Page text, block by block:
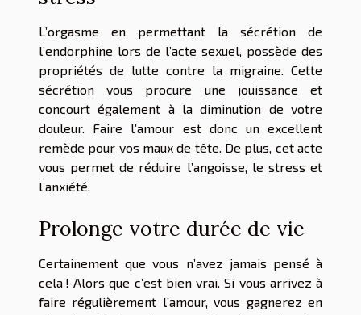
L’orgasme en permettant la sécrétion de
l’endorphine lors de l’acte sexuel, possède des
propriétés de lutte contre la migraine. Cette
sécrétion vous procure une jouissance et
concourt également à la diminution de votre
douleur. Faire l’amour est donc un excellent
remède pour vos maux de tête. De plus, cet acte
vous permet de réduire l’angoisse, le stress et
l’anxiété.
Prolonge votre durée de vie
Certainement que vous n’avez jamais pensé à
cela ! Alors que c’est bien vrai. Si vous arrivez à
faire régulièrement l’amour, vous gagnerez en